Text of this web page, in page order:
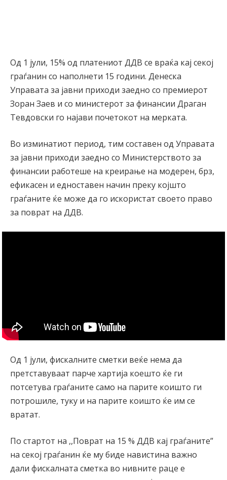
Од 1 јули, 15% од платениот ДДВ се враќа кај секој
граѓанин со наполнети 15 години. Денеска
Управата за јавни приходи заедно со премиерот
Зоран Заев и со министерот за финансии Драган
Тевдовски го најави почетокот на мерката.
Во изминатиот период, тим составен од Управата
за јавни приходи заедно со Министерството за
финансии работеше на креирање на модерен, брз,
ефикасен и едноставен начин преку којшто
граѓаните ќе може да го искористат своето право
за поврат на ДДВ.
Од 1 јули, фискалните сметки веќе нема да
претставуваат парче хартија коешто ќе ги
потсетува граѓаните само на парите коишто ги
потрошиле, туку и на парите коишто ќе им се
вратат.
По стартот на ,,Поврат на 15 % ДДВ кај граѓаните”
на секој граѓанин ќе му биде навистина важно
дали фискалната сметка во нивните раце е